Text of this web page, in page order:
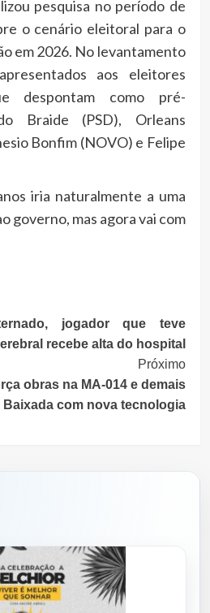
pesquisa no período de
o cenário eleitoral para o
em 2026. No levantamento
aos eleitores
despontam como pré-
Braide (PSD), Orleans
Bonfim (NOVO) e Felipe
iria naturalmente a uma
governo, mas agora vai com
jogador que teve
recebe alta do hospital
Próximo
obras na MA-014 e demais
com nova tecnologia